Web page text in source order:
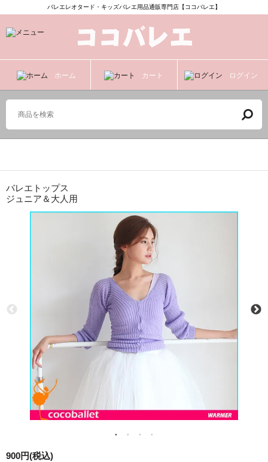
バレエレオタード・キッズバレエ用品通販専門店【ココバレエ】
ホーム カート ログイン
バレエトップス
ジュニア＆大人用
900円(税込)